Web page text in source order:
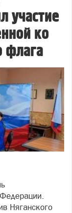
участие
ко
флага
Няганского